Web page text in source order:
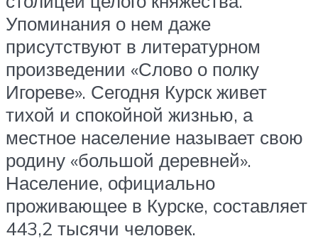
Упоминания о нем даже
присутствуют в литературном
произведении «Слово о полку
Игореве». Сегодня Курск живет
тихой и спокойной жизнью, а
местное население называет свою
родину «большой деревней».
Население, официально
проживающее в Курске, составляет
443,2 тысячи человек.